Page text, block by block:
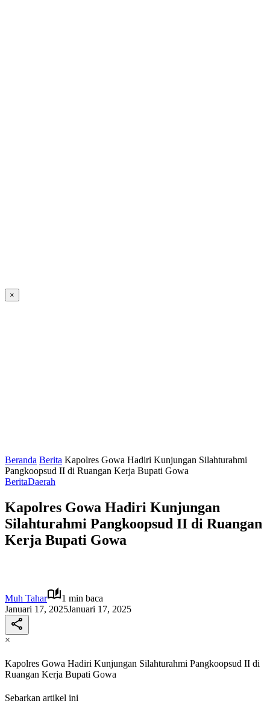
×
Beranda Berita Kapolres Gowa Hadiri Kunjungan Silahturahmi
Pangkoopsud II di Ruangan Kerja Bupati Gowa
BeritaDaerah
Kapolres Gowa Hadiri Kunjungan
Silahturahmi Pangkoopsud II di Ruangan
Kerja Bupati Gowa
Muh Tahar
1 min baca
Januari 17, 2025Januari 17, 2025
×
Kapolres Gowa Hadiri Kunjungan Silahturahmi Pangkoopsud II di
Ruangan Kerja Bupati Gowa
Sebarkan artikel ini